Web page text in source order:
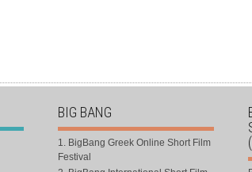
BIG BANG
1. BigBang Greek Online Short Film
Festival